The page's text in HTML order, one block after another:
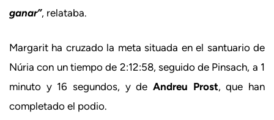
ganar”, relataba.
Margarit ha cruzado la meta situada en el santuario de
Núria con un tiempo de 2:12:58, seguido de Pinsach, a 1
minuto y 16 segundos, y de Andreu Prost, que han
completado el podio.